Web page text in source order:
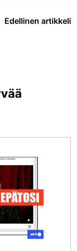
Edellinen artikkeli